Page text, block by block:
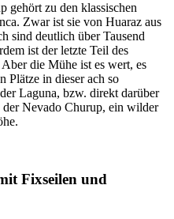
gehört zu den klassischen
Zwar ist sie von Huaraz aus
sind deutlich über Tausend
ist der letzte Teil des
die Mühe ist es wert, es
Plätze in dieser ach so
Laguna, bzw. direkt darüber
Nevado Churup, ein wilder
Fixseilen und